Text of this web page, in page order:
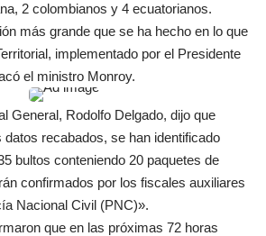
2 colombianos y 4 ecuatorianos.
más grande que se ha hecho en lo que
implementado por el Presidente
el ministro Monroy.
General, Rodolfo Delgado, dijo que
recabados, se han identificado
bultos conteniendo 20 paquetes de
confirmados por los fiscales auxiliares
Nacional Civil (PNC)».
que en las próximas 72 horas